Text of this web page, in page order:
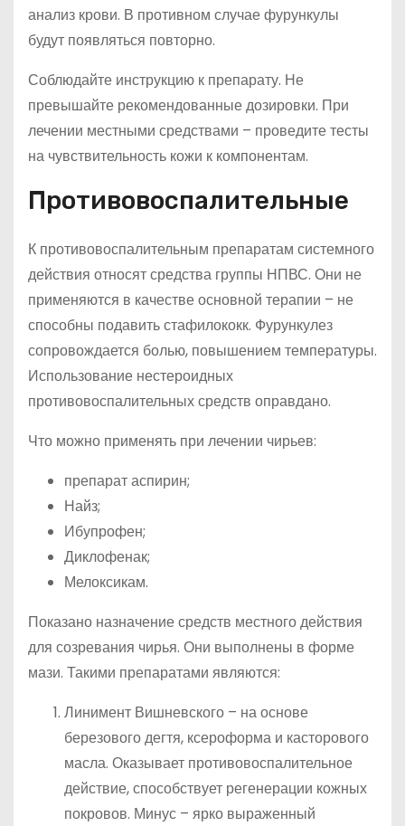
анализ крови. В противном случае фурункулы
будут появляться повторно.
Соблюдайте инструкцию к препарату. Не
превышайте рекомендованные дозировки. При
лечении местными средствами – проведите тесты
на чувствительность кожи к компонентам.
Противовоспалительные
К противовоспалительным препаратам системного
действия относят средства группы НПВС. Они не
применяются в качестве основной терапии – не
способны подавить стафилококк. Фурункулез
сопровождается болью, повышением температуры.
Использование нестероидных
противовоспалительных средств оправдано.
Что можно применять при лечении чирьев:
препарат аспирин;
Найз;
Ибупрофен;
Диклофенак;
Мелоксикам.
Показано назначение средств местного действия
для созревания чирья. Они выполнены в форме
мази. Такими препаратами являются:
Линимент Вишневского – на основе
березового дегтя, ксероформа и касторового
масла. Оказывает противовоспалительное
действие, способствует регенерации кожных
покровов. Минус – ярко выраженный